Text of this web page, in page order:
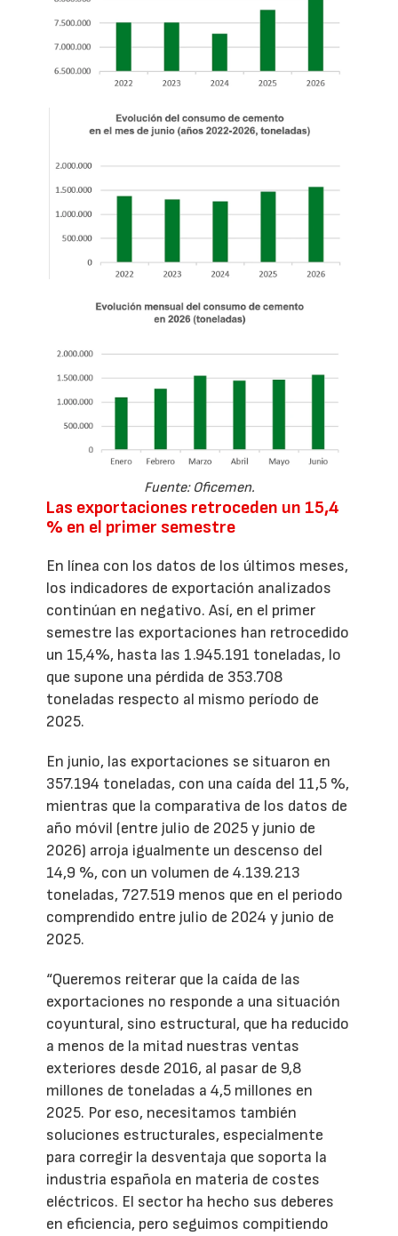
Fuente: Oficemen.
Las exportaciones retroceden un 15,4
% en el primer semestre
En línea con los datos de los últimos meses,
los indicadores de exportación analizados
continúan en negativo. Así, en el primer
semestre las exportaciones han retrocedido
un 15,4%, hasta las 1.945.191 toneladas, lo
que supone una pérdida de 353.708
toneladas respecto al mismo período de
2025.
En junio, las exportaciones se situaron en
357.194 toneladas, con una caída del 11,5 %,
mientras que la comparativa de los datos de
año móvil (entre julio de 2025 y junio de
2026) arroja igualmente un descenso del
14,9 %, con un volumen de 4.139.213
toneladas, 727.519 menos que en el periodo
comprendido entre julio de 2024 y junio de
2025.
“Queremos reiterar que la caída de las
exportaciones no responde a una situación
coyuntural, sino estructural, que ha reducido
a menos de la mitad nuestras ventas
exteriores desde 2016, al pasar de 9,8
millones de toneladas a 4,5 millones en
2025. Por eso, necesitamos también
soluciones estructurales, especialmente
para corregir la desventaja que soporta la
industria española en materia de costes
eléctricos. El sector ha hecho sus deberes
en eficiencia, pero seguimos compitiendo